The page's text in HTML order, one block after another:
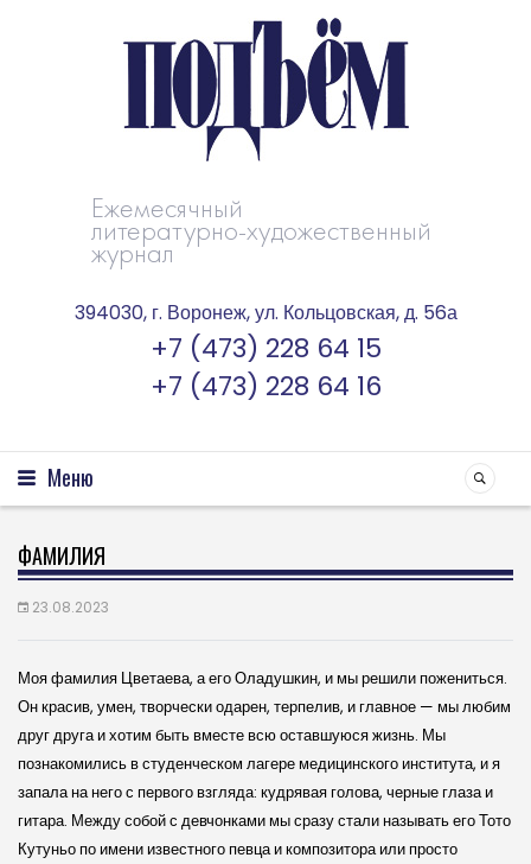
Ежемесячный
литературно-художественный
журнал
394030, г. Воронеж, ул. Кольцовская, д. 56а
+7 (473) 228 64 15
+7 (473) 228 64 16
Меню
ФАМИЛИЯ
23.08.2023
Моя фамилия Цветаева, а его Оладушкин, и мы решили пожениться.
Он красив, умен, творчески одарен, терпелив, и главное — мы любим
друг друга и хотим быть вместе всю оставшуюся жизнь. Мы
познакомились в студенческом лагере медицинского института, и я
запала на него с первого взгляда: кудрявая голова, черные глаза и
гитара. Между собой с девчонками мы сразу стали называть его Тото
Кутуньо по имени известного певца и композитора или просто